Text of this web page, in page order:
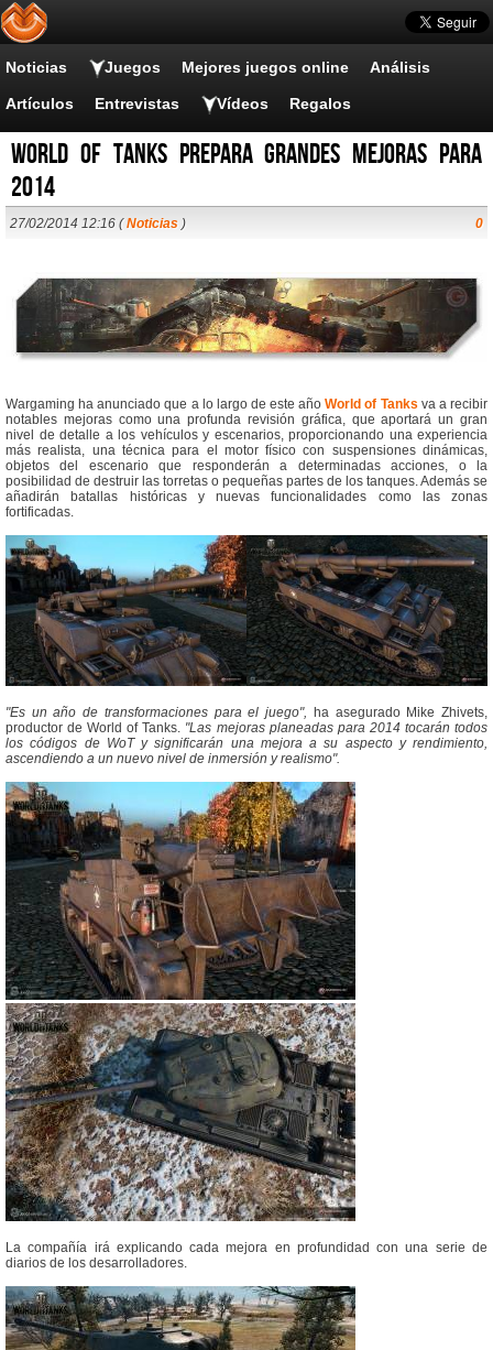
Noticias Juegos Mejores juegos online Análisis
Artículos Entrevistas Vídeos Regalos
World of Tanks prepara grandes mejoras para
2014
27/02/2014 12:16 (Noticias ) 0
Wargaming ha anunciado que a lo largo de este añoWorld of Tanks va a recibir
notables mejoras como una profunda revisión gráfica, que aportará un gran
nivel de detalle a los vehículos y escenarios, proporcionando una experiencia
más realista, una técnica para el motor físico con suspensiones dinámicas,
objetos del escenario que responderán a determinadas acciones, o la
posibilidad de destruir las torretas o pequeñas partes de los tanques. Además se
añadirán batallas históricas y nuevas funcionalidades como las zonas
fortificadas.
"Es un año de transformaciones para el juego", ha asegurado Mike Zhivets,
productor de World of Tanks. "Las mejoras planeadas para 2014 tocarán todos
los códigos de WoT y significarán una mejora a su aspecto y rendimiento,
ascendiendo a un nuevo nivel de inmersión y realismo".
La compañía irá explicando cada mejora en profundidad con una serie de
diarios de los desarrolladores.